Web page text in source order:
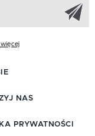
więcej
NAS
PRYWATNOŚCI